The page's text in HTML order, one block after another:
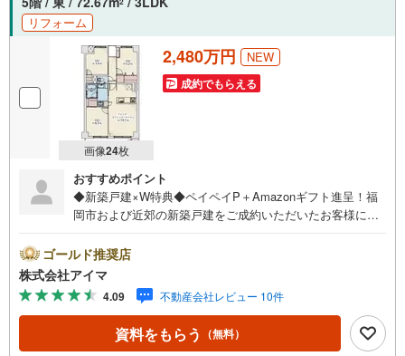
リフォーム
画像24枚
2,480万円 NEW
成約でもらえる
おすすめポイント
◆新築戸建×W特典◆ペイペイP＋Amazonギフト進呈！福
岡市および近郊の新築戸建をご成約いただいたお客様に、
当社独自の企業努力によるキャンペーンで、他では手に入
りません。特典は期間限定・数量限定のため、お早めにご
相談ください。さらに大手ネット銀行と提携し低金利住宅
ローンをご案内。お借入期間01～40年:金利0.949％、41～5
0年:1.349％と、利上げ前の今こそ注目の水準です。他金融
機関とも多数提携し、福岡市内・郊外で新築戸建をご検討
ゴールド推奨店
株式会社アイマ
4.09 不動産会社レビュー 10件
資料をもらう （無料）